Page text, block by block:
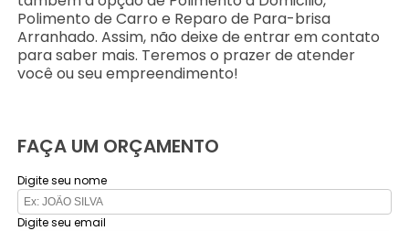
Polimento de Carro e Reparo de Para-brisa
Arranhado. Assim, não deixe de entrar em contato
para saber mais. Teremos o prazer de atender
você ou seu empreendimento!
FAÇA UM ORÇAMENTO
Digite seu nome
Digite seu email